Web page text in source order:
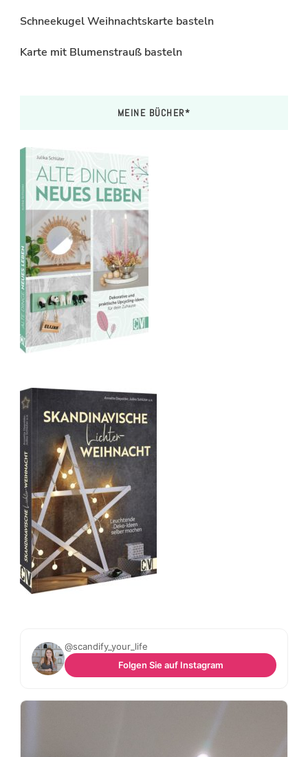
Schneekugel Weihnachtskarte basteln
Karte mit Blumenstrauß basteln
MEINE BÜCHER*
@scandify_your_life
Folgen Sie auf Instagram